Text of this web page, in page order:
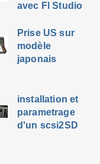
avec Fl Studio
Prise US sur
modèle
japonais
installation et
parametrage
d'un scsi2SD